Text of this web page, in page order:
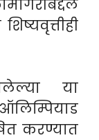
या
करण्यात